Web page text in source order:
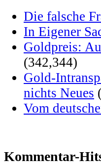
Die falsche
In Eigener
Goldpreis:
(342,344)
Gold-
nichts Neues
Vom
Kommentar-